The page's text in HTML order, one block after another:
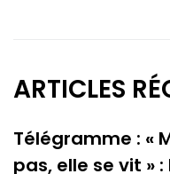
ARTICLES
Télégramme : «
pas, elle se vit »